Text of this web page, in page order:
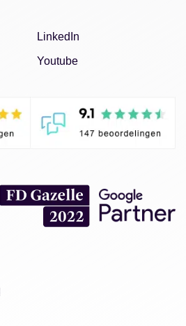
LinkedIn
Youtube